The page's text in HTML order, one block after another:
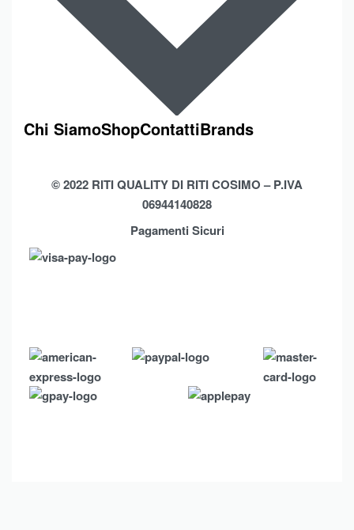
Chi SiamoShopContattiBrands
© 2022 RITI QUALITY DI RITI COSIMO – P.IVA
06944140828
Pagamenti Sicuri